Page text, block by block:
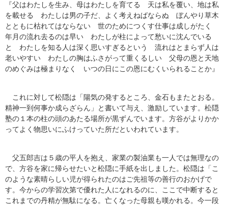
『父はわたしを生み、母はわたしを育てる 天は私を覆い、地は私
を載せる わたしは男の子だ、よく考えねばならぬ ぼんやり草木
とともに枯れてはならない 世のためにつくす仕事は成しがたく
年月の流れ去るのは早い わたしが柱によって愁いに沈んでいる
と わたしを知る人は深く思いすぎるという 流れはとまらず人は
老いやすい わたしの胸はふさがって重くるしい 父母の恩と天地
のめぐみは極まりなく いつの日にこの恩にむくいられることか』
これに対して松隠は「陽気の発するところ、金石もまたとおる。
精神一到何事か成らざらん」と書いて与え、激励しています。松隠
塾の１本の柱の頭のあたる場所が黒ずんでいます。方谷がよりかか
ってよく物思いにふけっていた所だといわれています。
父五郎吉は５歳の平人を抱え、家業の製油業も一人では無理なの
で、方谷を家に帰らせたいと松隠に手紙を出しました。松隠は「こ
のような素晴らしい児が得られたのはご先祖等の善行のおかげで
す。今からの学習次第で優れた人になれるのに、ここで中断すると
これまでの丹精が無駄になる。亡くなった母親も嘆かれる。今一段